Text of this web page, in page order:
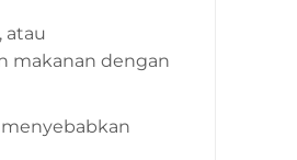
atau
makanan dengan